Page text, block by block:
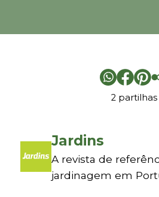
2 partilhas
Jardins
A revista de
jardinagem em